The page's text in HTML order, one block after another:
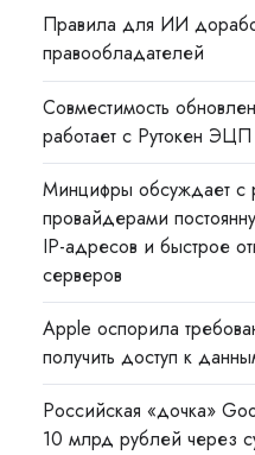
Правила для ИИ
правообладателей
Совместимость
работает с Рутокен
Минцифры обсуждает с
провайдерами
IP-адресов и быстрое
серверов
Apple оспорила
получить доступ к
Российская «дочка»
10 млрд рублей через